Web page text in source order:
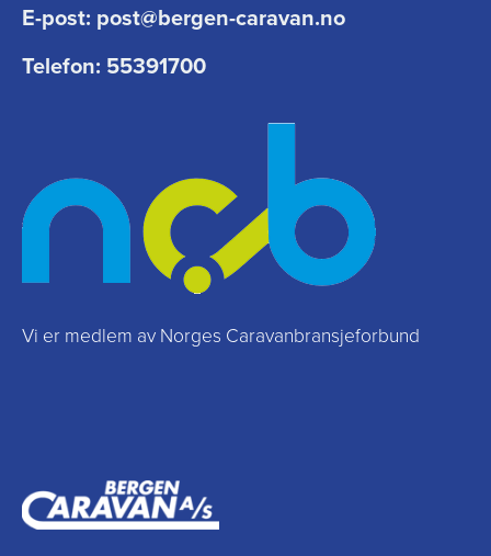
E-post: post@bergen-caravan.no
Telefon: 55391700
Vi er medlem av Norges Caravanbransjeforbund